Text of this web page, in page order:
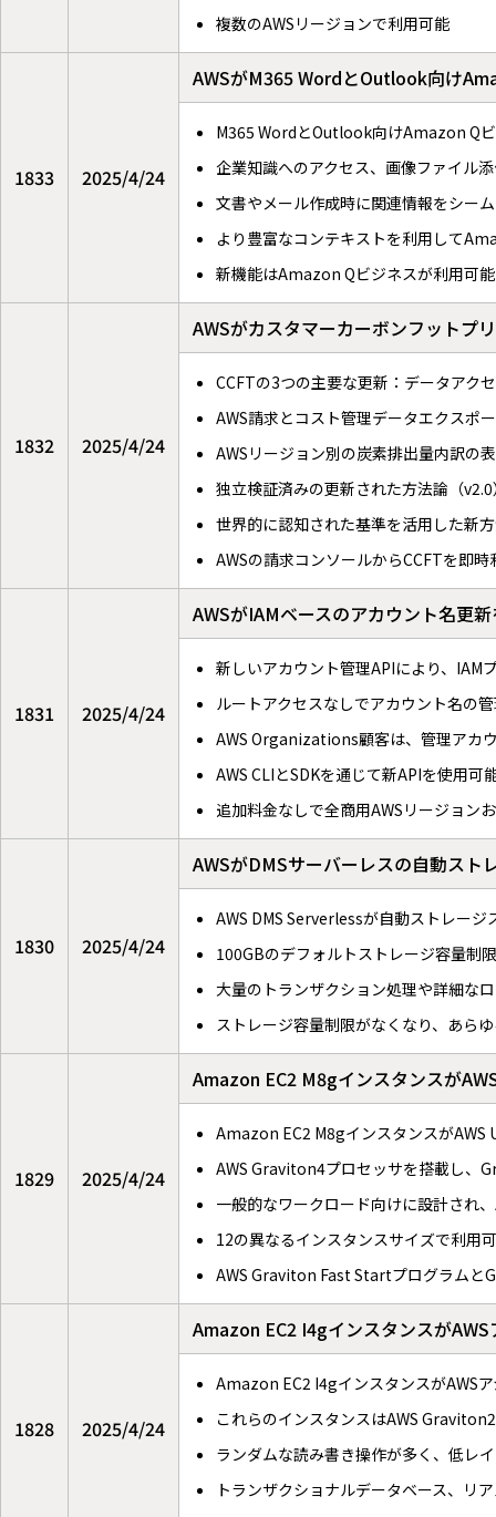
複数のAWSリージョンで利用可能
1833 2025/4/24
AWSがM365 WordとOutlook向け
M365 WordとOutlook向けAmazon Q
企業知識へのアクセス、画像ファイル
文書やメール作成時に関連情報をシー
より豊富なコンテキストを利用して
新機能はAmazon Qビジネスが利用可
1832 2025/4/24
AWSがカスタマーカーボンフットプ
CCFTの3つの主要な更新：データアク
AWS請求とコスト管理データエクスポ
AWSリージョン別の炭素排出量内訳の
独立検証済みの更新された方法論（
世界的に認知された基準を活用した新
AWSの請求コンソールからCCFTを即時
1831 2025/4/24
AWSがIAMベースのアカウント名更
新しいアカウント管理APIにより、IAM
ルートアクセスなしでアカウント名の
AWS Organizations顧客は、管理アカ
AWS CLIとSDKを通じて新APIを使用可
追加料金なしで全商用AWSリージョン
1830 2025/4/24
AWSがDMSサーバーレスの自動スト
AWS DMS Serverlessが自動ストレー
100GBのデフォルトストレージ容量制
大量のトランザクション処理や詳細な
ストレージ容量制限がなくなり、あら
1829 2025/4/24
Amazon EC2 M8gインスタンスが
Amazon EC2 M8gインスタンスがAWS
AWS Graviton4プロセッサを搭載し、
一般的なワークロード向けに設計され
12の異なるインスタンスサイズで利用
AWS Graviton Fast Startプログラム
1828 2025/4/24
Amazon EC2 I4gインスタンスが
Amazon EC2 I4gインスタンスがAWS
これらのインスタンスはAWS
ランダムな読み書き操作が多く、低レ
トランザクショナルデータベース、リ